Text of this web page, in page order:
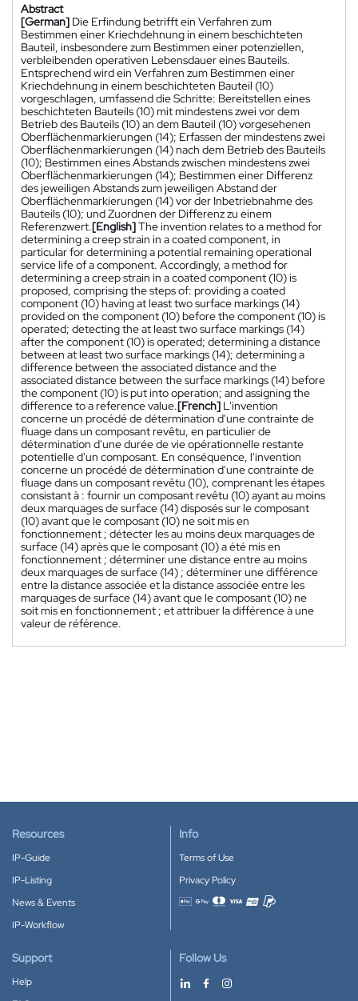
Abstract
[German] Die Erfindung betrifft ein Verfahren zum
Bestimmen einer Kriechdehnung in einem beschichteten
Bauteil, insbesondere zum Bestimmen einer potenziellen,
verbleibenden operativen Lebensdauer eines Bauteils.
Entsprechend wird ein Verfahren zum Bestimmen einer
Kriechdehnung in einem beschichteten Bauteil (10)
vorgeschlagen, umfassend die Schritte: Bereitstellen eines
beschichteten Bauteils (10) mit mindestens zwei vor dem
Betrieb des Bauteils (10) an dem Bauteil (10) vorgesehenen
Oberflächenmarkierungen (14); Erfassen der mindestens zwei
Oberflächenmarkierungen (14) nach dem Betrieb des Bauteils
(10); Bestimmen eines Abstands zwischen mindestens zwei
Oberflächenmarkierungen (14); Bestimmen einer Differenz
des jeweiligen Abstands zum jeweiligen Abstand der
Oberflächenmarkierungen (14) vor der Inbetriebnahme des
Bauteils (10); und Zuordnen der Differenz zu einem
Referenzwert.[English]The invention relates to a method for
determining a creep strain in a coated component, in
particular for determining a potential remaining operational
service life of a component. Accordingly, a method for
determining a creep strain in a coated component (10) is
proposed, comprising the steps of: providing a coated
component (10) having at least two surface markings (14)
provided on the component (10) before the component (10) is
operated; detecting the at least two surface markings (14)
after the component (10) is operated; determining a distance
between at least two surface markings (14); determining a
difference between the associated distance and the
associated distance between the surface markings (14) before
the component (10) is put into operation; and assigning the
difference to a reference value.[French] L'invention
concerne un procédé de détermination d'une contrainte de
fluage dans un composant revêtu, en particulier de
détermination d'une durée de vie opérationnelle restante
potentielle d'un composant. En conséquence, l'invention
concerne un procédé de détermination d'une contrainte de
fluage dans un composant revêtu (10), comprenant les étapes
consistant à : fournir un composant revêtu (10) ayant au moins
deux marquages de surface (14) disposés sur le composant
(10) avant que le composant (10) ne soit mis en
fonctionnement ; détecter les au moins deux marquages de
surface (14) après que le composant (10) a été mis en
fonctionnement ; déterminer une distance entre au moins
deux marquages de surface (14) ; déterminer une différence
entre la distance associée et la distance associée entre les
marquages de surface (14) avant que le composant (10) ne
soit mis en fonctionnement ; et attribuer la différence à une
valeur de référence.
Resources
IP-Guide
IP-Listing
News & Events
IP-Workflow
Info
Terms of Use
Privacy Policy
Accepted payment methods
Support
Help
Follow Us